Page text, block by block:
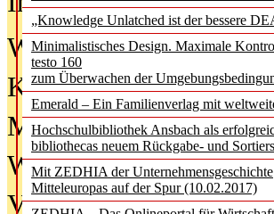
„Knowledge Unlatched ist der bessere
Minimalistisches Design. Maximale
testo 160
zum Überwachen der
Emerald – Ein Familienverlag mit
Hochschulbibliothek Ansbach als
bibliothecas neuem Rückgabe- und
Mit ZEDHIA der Unternehmensgeschichte
Mitteleuropas auf der Spur (10.02.2017)
Was
Kinder in der digitalen
Metadaten als
Wenn Bots
Von Abschlusskleidern